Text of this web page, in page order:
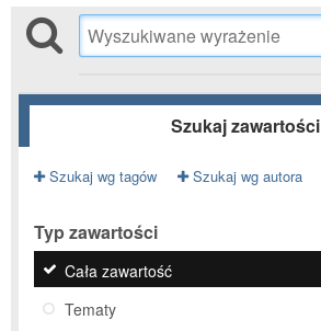
Szukaj zawartości
Szukaj wg tagów Szukaj wg autora
Typ zawartości
Cała zawartość
Tematy